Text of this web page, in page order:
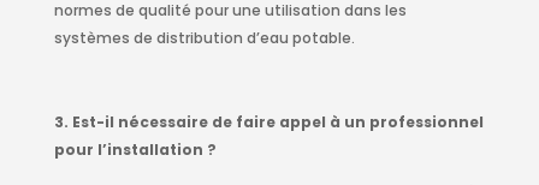
normes de qualité pour une utilisation dans les
systèmes de distribution d’eau potable.
3. Est-il nécessaire de faire appel à un professionnel
pour l’installation ?